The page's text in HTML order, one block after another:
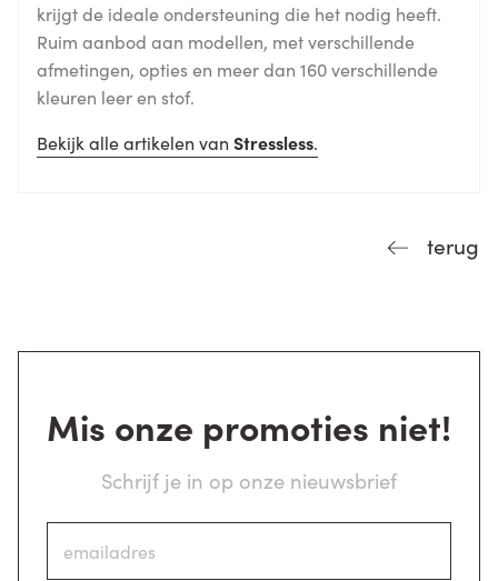
krijgt de ideale ondersteuning die het nodig heeft.
Ruim aanbod aan modellen, met verschillende
afmetingen, opties en meer dan 160 verschillende
kleuren leer en stof.
Bekijk alle artikelen van Stressless.
terug
Mis onze promoties niet!
Schrijf je in op onze nieuwsbrief